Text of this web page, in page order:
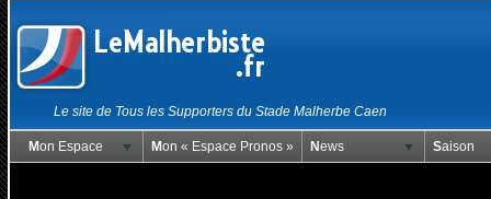
Le site de Tous les Supporters du Stade Malherbe Caen
Mon Espace Mon « Espace Pronos » News Saison